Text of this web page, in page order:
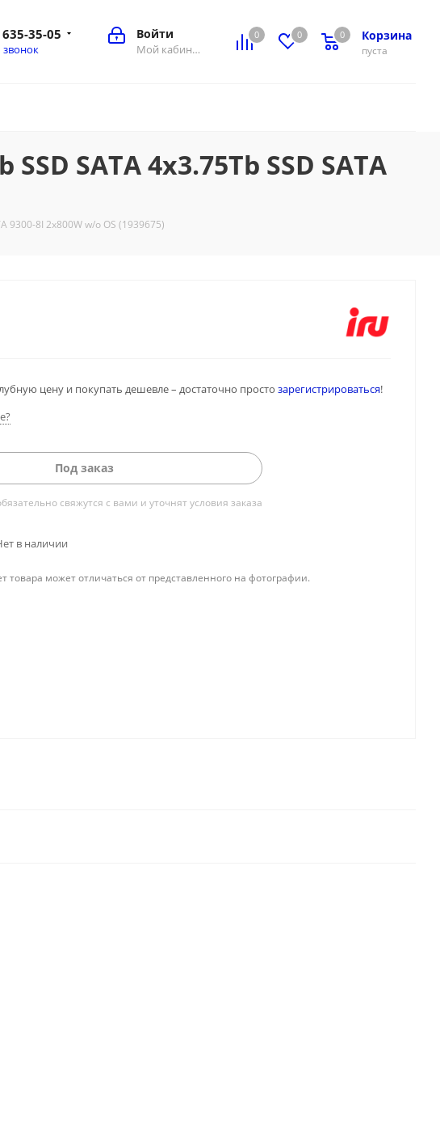
0 0 Корзина
0
пуста
0
Войти
Мой кабинет
35-05
звонок
SATA 4x3.75Tb SSD SATA
9300-8I 2x800W w/o OS (1939675)
цену и покупать дешевле – достаточно просто зарегистрироваться!
Под заказ
свяжутся с вами и уточнят условия заказа
в наличии
может отличаться от представленного на фотографии.